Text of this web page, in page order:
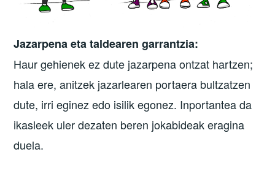
Jazarpena eta taldearen garrantzia:
Haur gehienek ez dute jazarpena ontzat hartzen;
hala ere, anitzek jazarlearen portaera bultzatzen
dute, irri eginez edo isilik egonez. Inportantea da
ikasleek uler dezaten beren jokabideak eragina
duela.